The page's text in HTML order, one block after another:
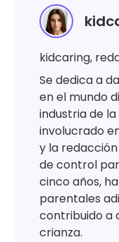
kidcaring,
Se dedica a
en el mundo
industria de
involucrado
y la
de control
cinco años,
parentales
contribuido a
crianza.